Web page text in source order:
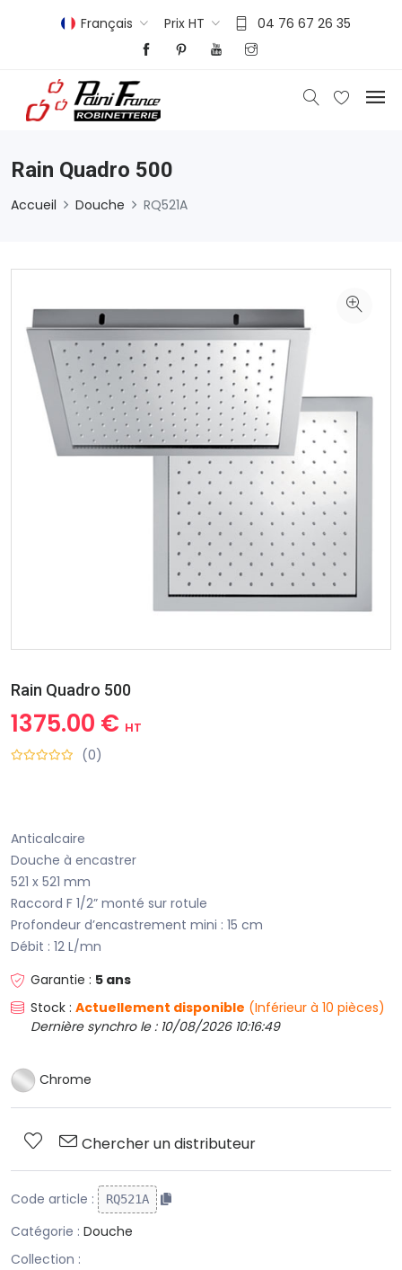
Français Prix HT 04 76 67 26 35
Rain Quadro 500
Accueil Douche RQ521A
Rain Quadro 500
1375.00 € HT
(0)
Anticalcaire
Douche à encastrer
521 x 521 mm
Raccord F 1/2” monté sur rotule
Profondeur d’encastrement mini : 15 cm
Débit : 12 L/mn
Garantie : 5 ans
Stock : Actuellement disponible (Inférieur à 10 pièces)
Dernière synchro le : 10/08/2026 10:16:49
Chrome
Chercher un distributeur
Code article : RQ521A
Catégorie : Douche
Collection :